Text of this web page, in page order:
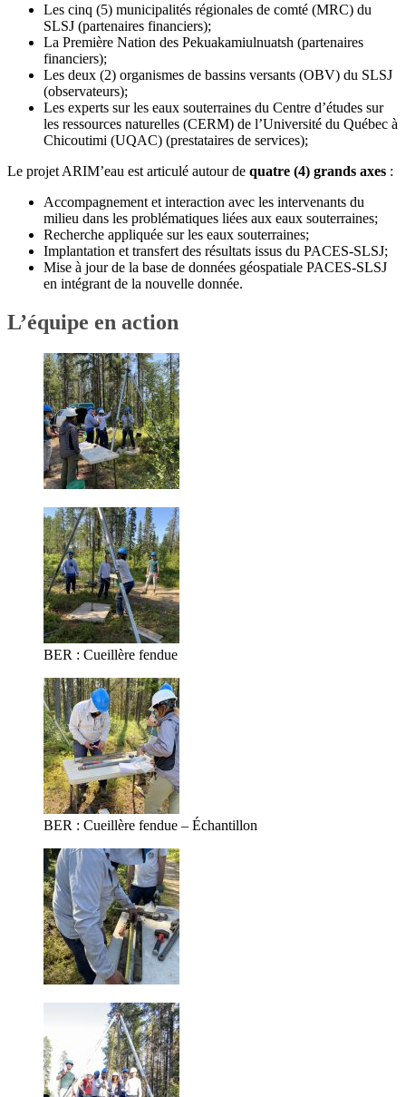
Les cinq (5) municipalités régionales de comté (MRC) du
SLSJ (partenaires financiers);
La Première Nation des Pekuakamiulnuatsh (partenaires
financiers);
Les deux (2) organismes de bassins versants (OBV) du SLSJ
(observateurs);
Les experts sur les eaux souterraines du Centre d’études sur
les ressources naturelles (CERM) de l’Université du Québec à
Chicoutimi (UQAC) (prestataires de services);
Le projet ARIM’eau est articulé autour de quatre (4) grands axes :
Accompagnement et interaction avec les intervenants du
milieu dans les problématiques liées aux eaux souterraines;
Recherche appliquée sur les eaux souterraines;
Implantation et transfert des résultats issus du PACES-SLSJ;
Mise à jour de la base de données géospatiale PACES-SLSJ
en intégrant de la nouvelle donnée.
L’équipe en action
BER : Cueillère fendue
BER : Cueillère fendue – Échantillon